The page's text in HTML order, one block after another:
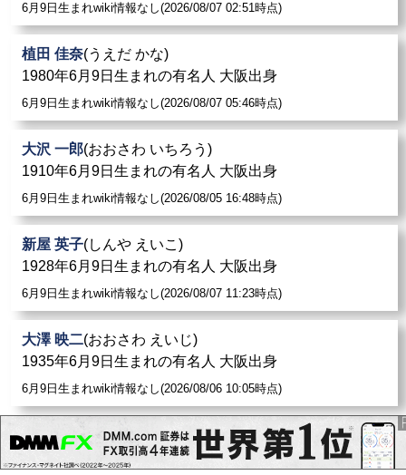
6月9日生まれwiki情報なし(2026/08/07 02:51時点)
植田 佳奈(うえだ かな)
1980年6月9日生まれの有名人 大阪出身
6月9日生まれwiki情報なし(2026/08/07 05:46時点)
大沢 一郎(おおさわ いちろう)
1910年6月9日生まれの有名人 大阪出身
6月9日生まれwiki情報なし(2026/08/05 16:48時点)
新屋 英子(しんや えいこ)
1928年6月9日生まれの有名人 大阪出身
6月9日生まれwiki情報なし(2026/08/07 11:23時点)
大澤 映二(おおさわ えいじ)
1935年6月9日生まれの有名人 大阪出身
6月9日生まれwiki情報なし(2026/08/06 10:05時点)